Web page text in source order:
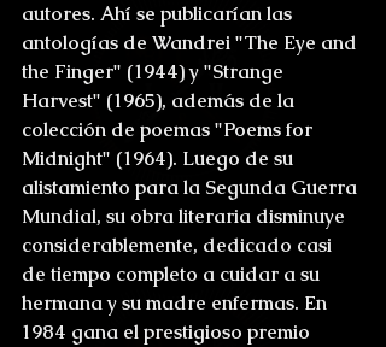
autores. Ahí se publicarían las
antologías de Wandrei "The Eye and
the Finger" (1944) y "Strange
Harvest" (1965), además de la
colección de poemas "Poems for
Midnight" (1964). Luego de su
alistamiento para la Segunda Guerra
Mundial, su obra literaria disminuye
considerablemente, dedicado casi
de tiempo completo a cuidar a su
hermana y su madre enfermas. En
1984 gana el prestigioso premio